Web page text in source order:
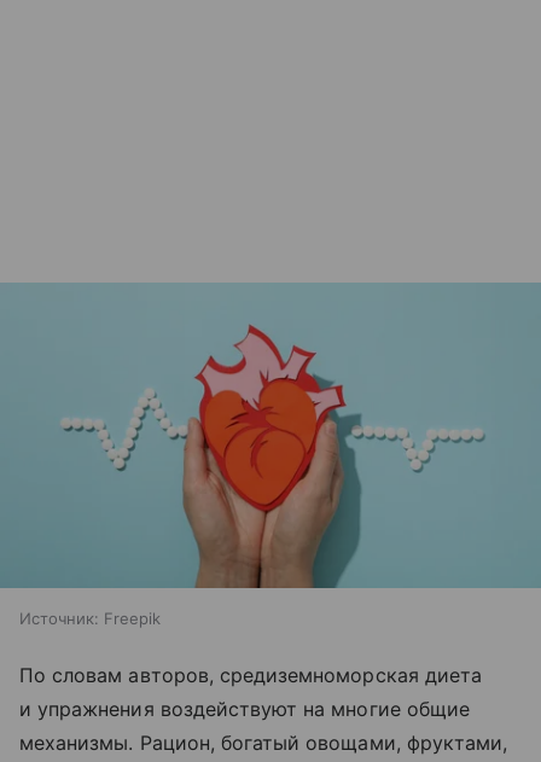
Источник: Freepik
По словам авторов, средиземноморская диета
и упражнения воздействуют на многие общие
механизмы. Рацион, богатый овощами, фруктами,